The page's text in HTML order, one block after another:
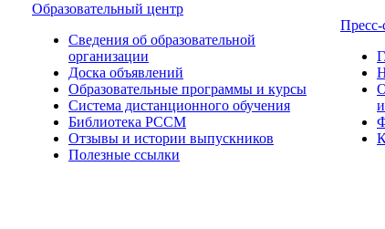
Образовательный центр
Сведения об образовательной
организации
Доска объявлений
Образовательные программы и курсы
Система дистанционного обучения
Библиотека РССМ
Отзывы и истории выпускников
Полезные ссылки
Пресс-